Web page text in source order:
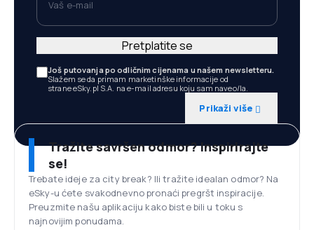
Još putovanja po odličnim cijenama u našem newsletteru.
Slažem se da primam marketinške informacije od
strane eSky.pl S.A. na e-mail adresu koju sam naveo/la.
Prikaži više
Pretplatite se
Tražite savršen odmor? Inspirirajte
se!
Trebate ideje za city break? Ili tražite idealan odmor? Na
eSky-u ćete svakodnevno pronaći pregršt inspiracije.
Preuzmite našu aplikaciju kako biste bili u toku s
najnovijim ponudama.